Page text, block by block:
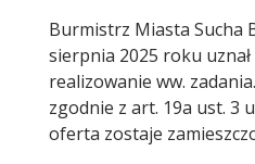
Burmistrz Miasta Sucha
sierpnia 2025 roku uznał
realizowanie ww.
zgodnie z art. 19a ust. 3
oferta zostaje